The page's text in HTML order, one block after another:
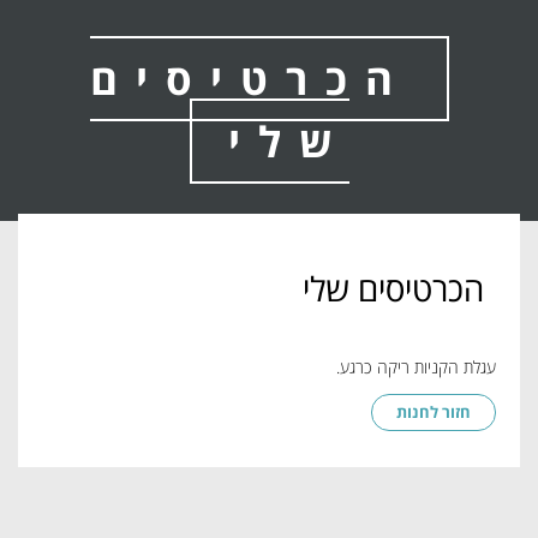
הכרטיסים
שלי
הכרטיסים שלי
עגלת הקניות ריקה כרגע.
חזור לחנות